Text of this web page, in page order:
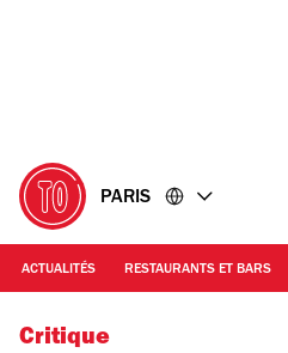
PARIS
ACTUALITÉS RESTAURANTS ET BARS
© Haikara Deep Fried
Critique